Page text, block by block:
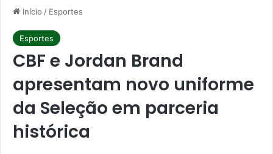
Início / Esportes
Esportes
CBF e Jordan Brand
apresentam novo uniforme
da Seleção em parceria
histórica